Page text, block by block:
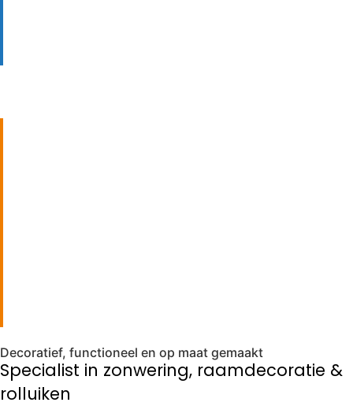
Decoratief, functioneel en op maat gemaakt
Specialist in zonwering, raamdecoratie &
rolluiken